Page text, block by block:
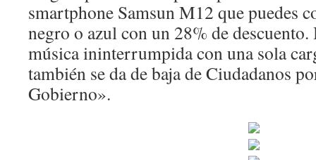
smartphone Samsun M12 que puedes
negro o azul con un 28% de descuento.
música ininterrumpida con una sola
también se da de baja de Ciudadanos
Gobierno».